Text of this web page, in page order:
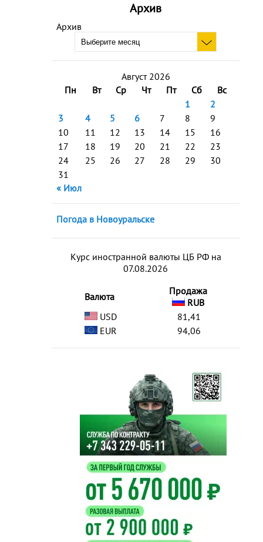
Архив
Архив
Август 2026
Пн
Вт Ср Чт Пт Сб
Вс
1
2
3
4 5 6 7 8
9
10
11 12 13 14 15
16
17
18 19 20 21 22
23
24
25 26 27 28 29
30
31
« Июл
Погода в Новоуральске
Курс иностранной валюты ЦБ РФ на
07.08.2026
Валюта
Продажа
RUB
USD
81,41
EUR
94,06